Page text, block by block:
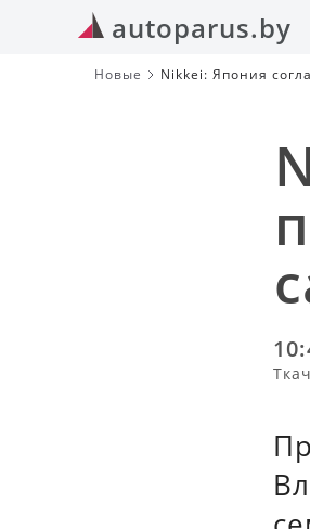
autoparus.by
Новые Nikkei: Япония